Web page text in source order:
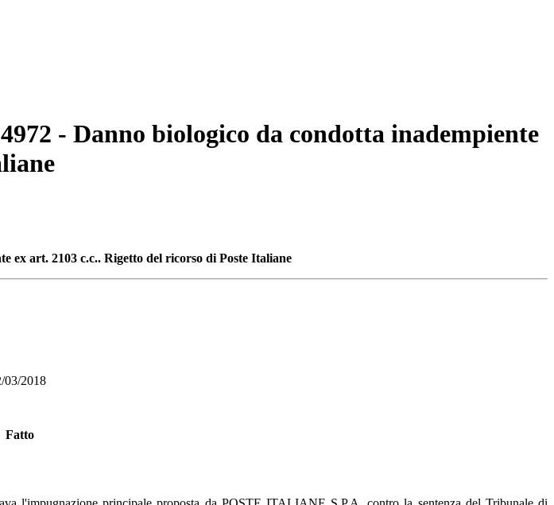
- Danno biologico da condotta inadempiente
ex art. 2103 c.c.. Rigetto del ricorso di Poste Italiane
03/2018
Fatto